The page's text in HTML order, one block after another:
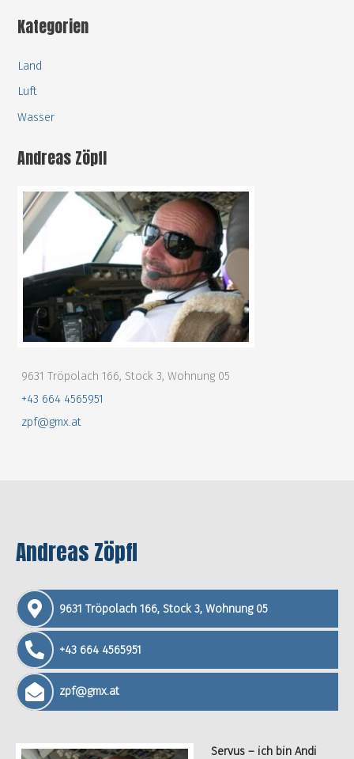
Kategorien
Land
Luft
Wasser
Andreas Zöpfl
9631 Tröpolach 166, Stock 3, Wohnung 05
+43 664 4565951
zpf@gmx.at
Andreas Zöpfl
9631 Tröpolach 166, Stock 3, Wohnung 05
+43 664 4565951
zpf@gmx.at
Servus – ich bin Andi